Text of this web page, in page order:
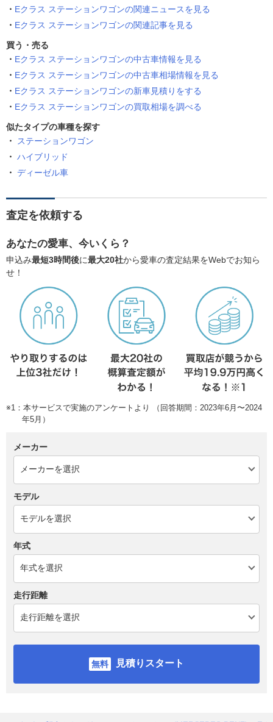
Eクラス ステーションワゴンの関連ニュースを見る
Eクラス ステーションワゴンの関連記事を見る
買う・売る
Eクラス ステーションワゴンの中古車情報を見る
Eクラス ステーションワゴンの中古車相場情報を見る
Eクラス ステーションワゴンの新車見積りをする
Eクラス ステーションワゴンの買取相場を調べる
似たタイプの車種を探す
ステーションワゴン
ハイブリッド
ディーゼル車
査定を依頼する
あなたの愛車、今いくら？
申込み最短3時間後に最大20社から愛車の査定結果をWebでお知ら
せ！
※1：本サービスで実施のアンケートより （回答期間：2023年6月〜2024
年5月）
メーカー
モデル
年式
走行距離
見積りスタート